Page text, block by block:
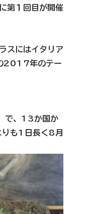
第１回目が開催
スにはイタリア
2017年のテー
で、13か国か
も1日長く 8月